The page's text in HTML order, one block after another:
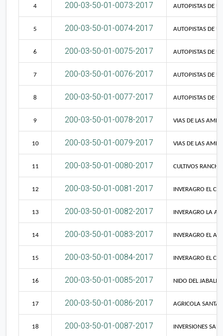
4 200-03-50-01-0073-2017 AUTOPISTAS DE
5 200-03-50-01-0074-2017 AUTOPISTAS DE
6 200-03-50-01-0075-2017 AUTOPISTAS DE
7 200-03-50-01-0076-2017 AUTOPISTAS DE
8 200-03-50-01-0077-2017 AUTOPISTAS DE
9 200-03-50-01-0078-2017 VIAS DE LAS
10 200-03-50-01-0079-2017 VIAS DE LAS
11 200-03-50-01-0080-2017 CULTIVOS
12 200-03-50-01-0081-2017 INVERAGRO EL
13 200-03-50-01-0082-2017 INVERAGRO LA
14 200-03-50-01-0083-2017 INVERAGRO EL
15 200-03-50-01-0084-2017 INVERAGRO EL
16 200-03-50-01-0085-2017 NIDO DEL JABALI
17 200-03-50-01-0086-2017 AGRICOLA SANTA
18 200-03-50-01-0087-2017 INVERSIONES